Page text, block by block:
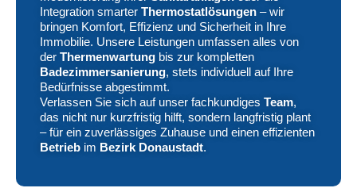
Integration smarter Thermostatlösungen – wir
bringen Komfort, Effizienz und Sicherheit in Ihre
Immobilie. Unsere Leistungen umfassen alles von
der Thermenwartung bis zur kompletten
Badezimmersanierung, stets individuell auf Ihre
Bedürfnisse abgestimmt.
Verlassen Sie sich auf unser fachkundiges Team,
das nicht nur kurzfristig hilft, sondern langfristig plant
– für ein zuverlässiges Zuhause und einen effizienten
Betrieb im Bezirk Donaustadt.